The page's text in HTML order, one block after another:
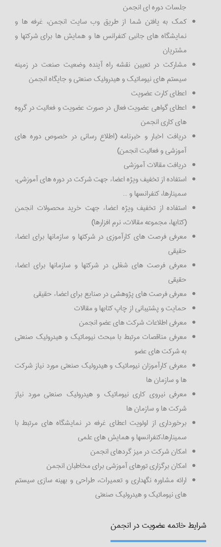
جلسات دوره ای انجمن
کمک به یافتن شما از طریق وب سایت انجمن، غرفه ها و
نمایشگاه های جانبی کنفرانس ها و همایش ها برای شرکتها و
مشتریان
مشارکت در تعیین نقشه راه آینده وضعیت صنعت در زمینه
سیستم های نیوماتیک و هیدرولیک صنعتی و جایگاه انجمن
اعطای کارت عضویت
اعطای گواهی عضویت فعال در صورت عضویت و فعالیت در گروه
های کاری انجمن
دریافت اخبار و خبرنامه (اطلاع رسانی در خصوص دوره های
آموزشی و فعالیت انجمن)
دریافت مقالات آموزشی
استفاده از تخفیف ویژه اعضاء جهت شرکت در دوره های آموزشی،
سمینارها، کنفرانسها و …
استفاده از تخفیف ویژه اعضاء جهت خرید محصولات انجمن
(کتابها، مجموعه مقالات، نرم افزارها)
معرفی فرصت های کارآموزی در شرکتها و سازمانها برای اعضاء
حقیقی
معرفی فرصت های شغلی در شرکتها و سازمانها برای اعضاء
حقیقی
معرفی فرصت های پژوهشی در صنایع برای اعضاء حقیقی
حمایت و پشتیبانی از چاپ کتابها و مقالات
معرفی اطلاعات شرکت های عضو انجمن
معرفی مناقصات مرتبط با مبحث نیوماتیک و هیدرولیک صنعتی
به شرکت های عضو
معرفی کارآموزان نیوماتیک و هیدرولیک صنعتی مورد نیاز شرکت
ها و سازمان ها
معرفی نیروی کاری نیوماتیک و هیدرولیک صنعتی مورد نیاز
شرکت ها و سازمان ها
برخورداری از اولویت اعطای غرفه در نمایشگاه های مرتبط با
سمینارها،کنفرانسها و همایش های علمی
امکان شرکت در میز گردهای انجمن
امکان برگزاری تورهای آموزشی برای مخاطبان انجمن
ارائه مشاوره نگهداری و تعمیرات، طراحی و بهینه سازی سیستم
های نیوماتیک و هیدرولیک صنعتی
شرایط خاتمه عضویت در انجمن